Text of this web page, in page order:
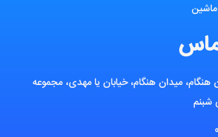
هنگام، میدان هنگام، خیابان یا مهدی، مجموعه
شبنم